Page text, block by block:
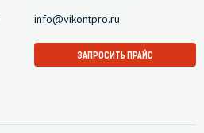
info@vikontpro.ru
ЗАПРОСИТЬ ПРАЙС